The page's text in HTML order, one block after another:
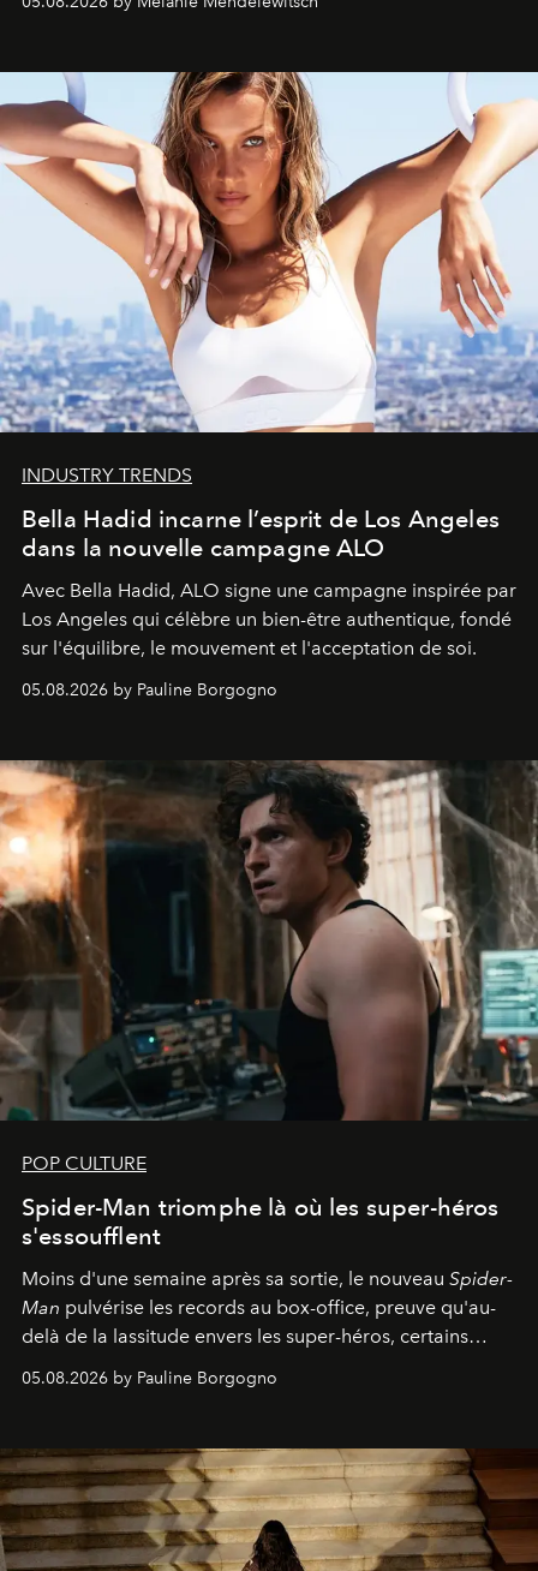
INDUSTRY TRENDS
Bella Hadid incarne l’esprit de Los Angeles
dans la nouvelle campagne ALO
Avec Bella Hadid, ALO signe une campagne inspirée par
Los Angeles qui célèbre un bien-être authentique, fondé
sur l'équilibre, le mouvement et l'acceptation de soi.
05.08.2026 by Pauline Borgogno
POP CULTURE
Spider-Man triomphe là où les super-héros
s'essoufflent
Moins d'une semaine après sa sortie, le nouveau Spider-
Man pulvérise les records au box-office, preuve qu'au-
delà de la lassitude envers les super-héros, certains
personnages continuent de susciter une ferveur intacte.
05.08.2026 by Pauline Borgogno